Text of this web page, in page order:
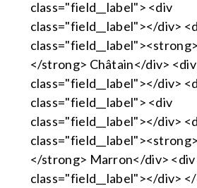
class="field__label"> <div
class="field__label"></div>
</strong> Châtain</div> <div
class="field__label"></div>
class="field__label"> <div
class="field__label"></div>
</strong> Marron</div> <div
class="field__label"></div>